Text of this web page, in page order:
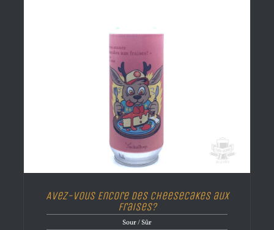
Avez-vous Encore des Cheesecakes aux
Fraises?
Sour / Sûr